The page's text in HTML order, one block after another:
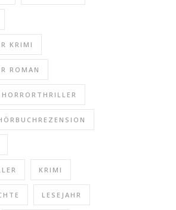
KRIMI
ROMAN
HORRORTHRILLER
KRIMI
LESEJAHR